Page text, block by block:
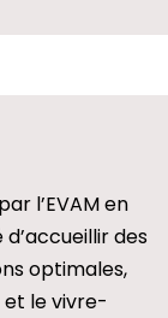
l’EVAM en
des
optimales,
le vivre-